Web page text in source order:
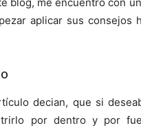
aplicar sus
decian, que si
por dentro y por